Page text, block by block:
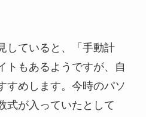
していると、「手動計
トもあるようですが、自
すめします。今時のパソ
式が入っていたとして